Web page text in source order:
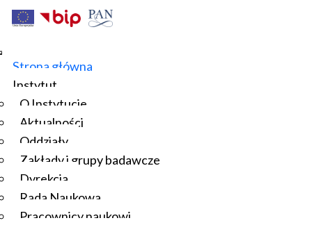
Strona główna
Instytut
O Instytucie
Aktualności
Oddziały
Zakłady i grupy badawcze
Dyrekcja
Rada Naukowa
Pracownicy naukowi